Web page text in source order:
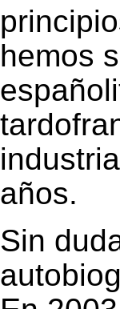
hemos
años.
Sin